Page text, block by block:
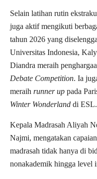
Selain latihan rutin
juga aktif mengikuti
tahun 2026 yang
Universitas Indonesia,
Diandra meraih
Debate Competition. Ia
meraih runner up pada
Winter Wonderland di ESL.
Kepala Madrasah Aliyah
Najmi, mengatakan
madrasah tidak hanya di
nonakademik hingga level